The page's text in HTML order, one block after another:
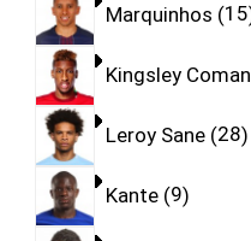
Marquinhos 15
Kingsley Coman
Leroy Sane 28
Kante 9